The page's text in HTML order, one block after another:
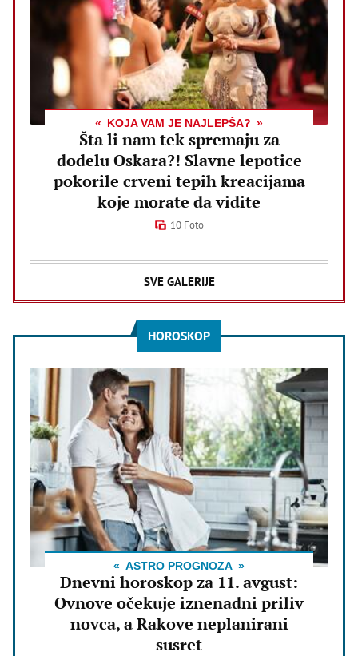
KOJA VAM JE NAJLEPŠA?
Šta li nam tek spremaju za
dodelu Oskara?! Slavne lepotice
pokorile crveni tepih kreacijama
koje morate da vidite
10 Foto
SVE GALERIJE
HOROSKOP
ASTRO PROGNOZA
Dnevni horoskop za 11. avgust:
Ovnove očekuje iznenadni priliv
novca, a Rakove neplanirani
susret